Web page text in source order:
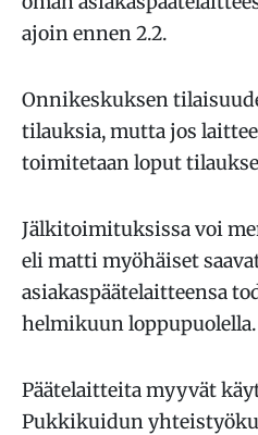
ajoin ennen 2.2.
Onnikeskuksen
tilauksia, mutta jos
toimitetaan loput
Jälkitoimituksissa voi
eli matti myöhäiset
asiakaspäätelaitteensa
helmikuun loppupuolella.
Päätelaitteita myyvät
Pukkikuidun